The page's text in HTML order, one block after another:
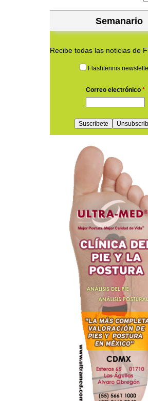
Semanario
Recibe todas las noticias de
Flashtennis
Correo electrónico *